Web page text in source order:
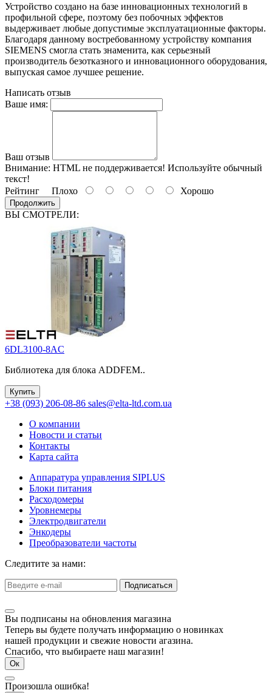
Устройство создано на базе инновационных технологий в
профильной сфере, поэтому без побочных эффектов
выдерживает любые допустимые эксплуатационные факторы.
Благодаря данному востребованному устройству компания
SIEMENS смогла стать знаменита, как серьезный
производитель безотказного и инновационного оборудования,
выпуская самое лучшее решение.
Написать отзыв
Ваше имя:
Ваш отзыв
Внимание: HTML не поддерживается! Используйте обычный
текст!
Рейтинг Плохо Хорошо
Продолжить
ВЫ СМОТРЕЛИ:
6DL3100-8AC
Библиотека для блока ADDFEM..
Купить
+38 (093) 206-08-86 sales@elta-ltd.com.ua
О компании
Новости и статьи
Контакты
Карта сайта
Аппаратура управления SIPLUS
Блоки питания
Расходомеры
Уровнемеры
Электродвигатели
Энкодеры
Преобразователи частоты
Следитите за нами:
Подписаться
Вы подписаны на обновления магазина
Теперь вы будете получать информацию о новинках
нашей продукции и свежие новости агазина.
Спасибо, что выбираете наш магазин!
Ок
Произошла ошибка!